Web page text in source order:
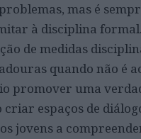
mas é
à disciplina
de medidas
quando não é
promover uma
espaços de
jovens a